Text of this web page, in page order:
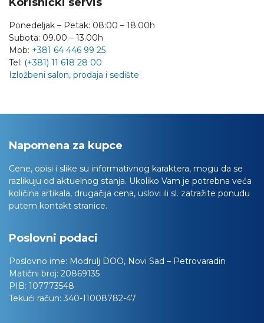
Ponedeljak – Petak: 08:00 – 18:00h
Subota: 09.00 – 13.00h
Mob: +381 64 446 99 25
Tel: (+381) 11 618 28 00
Izložbeni salon, prodaja i sedište
Napomena za kupce
Cene, opisi i slike su informativnog karaktera, mogu da se
razlikuju od aktuelnog stanja. Ukoliko Vam je potrebna veća
količina artikala, drugačija cena, uslovi ili sl. zatražite ponudu
putem kontakt stranice.
Poslovni podaci
Poslovno ime: Modrulj DOO, Novi Sad – Petrovaradin
Matični broj: 20869135
PIB: 107773548
Tekući račun: 340-11008782-47